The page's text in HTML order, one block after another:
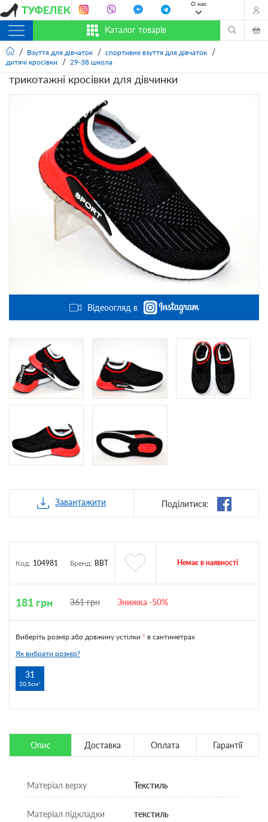
О нас
Каталог товарів
Взуття для дівчаток
спортивне взуття для дівчаток
дитячі кросівки
29-38 школа
трикотажні кросівки для дівчинки
Відеоогляд в
Завантажити Поділитися:
Код: 104981 Бренд: BBT Немає в наявності
181 грн 361грн Знижка -50%
Виберіть розмір або довжину устілки * в сантиметрах
Як вибрати розмір?
31
20.5см
Опис Доставка Оплата Гарантії
Матеріал верху Текстиль
Матеріал підкладки текстиль